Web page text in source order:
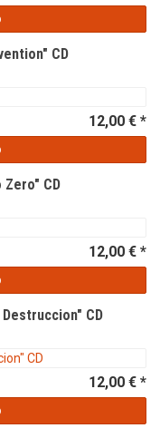
CD
12,00 € *
CD
12,00 € *
CD
12,00 € *